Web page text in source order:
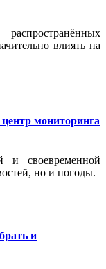
влиять на
мониторинга
и своевременной
но и погоды.
и